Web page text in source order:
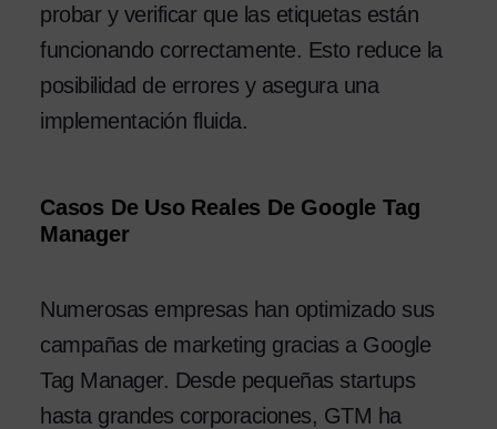
probar y verificar que las etiquetas están
funcionando correctamente. Esto reduce la
posibilidad de errores y asegura una
implementación fluida.
Casos De Uso Reales De Google Tag
Manager
Numerosas empresas han optimizado sus
campañas de marketing gracias a Google
Tag Manager. Desde pequeñas startups
hasta grandes corporaciones, GTM ha